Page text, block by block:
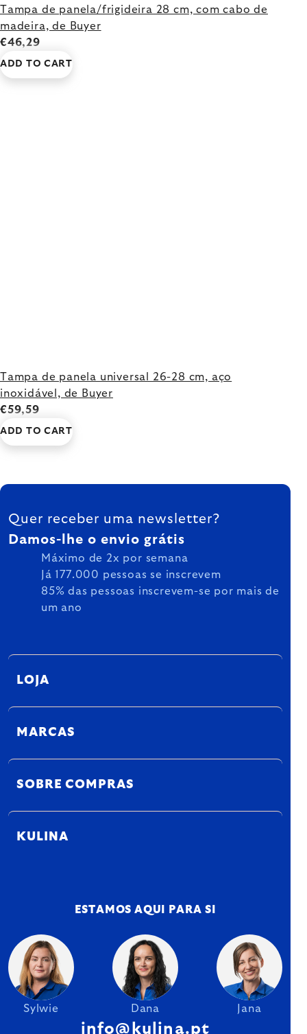
Tampa de panela/frigideira 28 cm, com cabo de
madeira, de Buyer
€46,29
ADD TO CART
Tampa de panela universal 26-28 cm, aço
inoxidável, de Buyer
€59,59
ADD TO CART
FOOTER
Quer receber uma newsletter?
Damos-lhe o envio grátis
Máximo de 2x por semana
Já 177.000 pessoas se inscrevem
85% das pessoas inscrevem-se por mais de
um ano
LOJA
MARCAS
SOBRE COMPRAS
KULINA
ESTAMOS AQUI PARA SI
Sylwie Dana Jana
info@kulina.pt